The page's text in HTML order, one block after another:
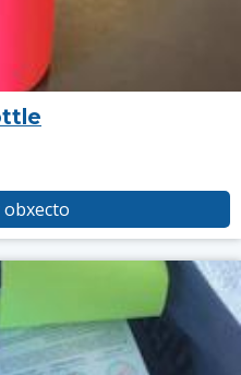
obxecto